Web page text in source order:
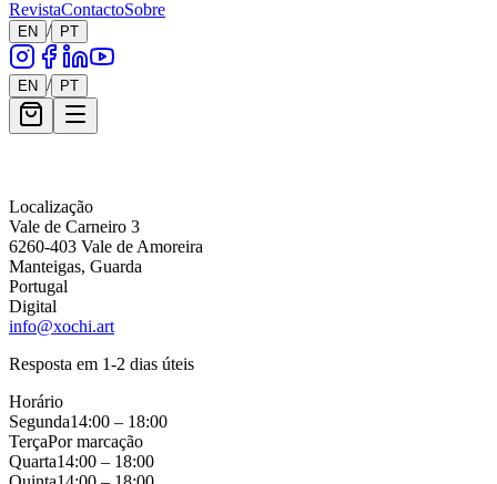
RevistaContactoSobre
EN / PT
EN / PT
Localização
Vale de Carneiro 3
6260-403 Vale de Amoreira
Manteigas, Guarda
Portugal
Digital
info@xochi.art
Resposta em 1-2 dias úteis
Horário
Segunda14:00 – 18:00
TerçaPor marcação
Quarta14:00 – 18:00